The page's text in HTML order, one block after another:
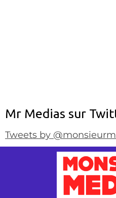
Mr Medias sur
Tweets by